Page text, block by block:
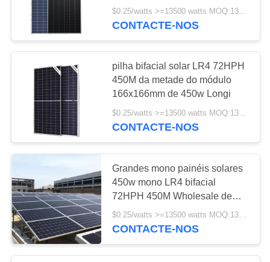
QUEM
SOMOS
FÁBRICA
CONTROLE
DE
QUALIDADE
PEDIR
UM
ORÇAMENTO
painel solar
policristalino
13
Painéis solares
diminutos
10
mono 25 anos de garantia
CONTACTE-NOS
pilha bifacial solar LR4 72HPH
450M da metade do módulo
166x166mm de 450w Longi
$0.25/watts >=13500 watts MOQ:13500 watts
CONTACTE-NOS
Grandes mono painéis solares
450w mono LR4 bifacial
72HPH 450M Wholesale de
Longi
$0.25/watts >=13500 watts MOQ:13500 watts
CONTACTE-NOS